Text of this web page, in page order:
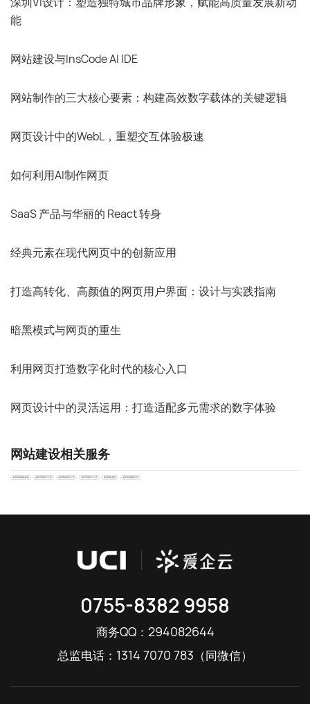
能
网站建设与InsCode AI IDE
网站制作的三大核心要素：构建高效数字载体的关键逻辑
网页设计中的WebL，重塑交互体验极速
如何利用AI制作网页
SaaS 产品与华丽的 React 转身
经典元素在现代网页中的创新应用
打造高转化、高颜值的网页用户界面：设计与实践指南
暗黑模式与网页的重生
利用网页打造数字化时代的核心入口
网页设计中的灵活运用：打造适配多元需求的数字体验
网站建设相关服务
深圳高端网站建设 品牌官网设计公司 深圳网站制作公司 深圳官网设计公司 集团网站建设 深圳高端网站设计
0755-8382 9958
商务QQ： 294082644
总监电话： 1314 7070 783 （同微信）